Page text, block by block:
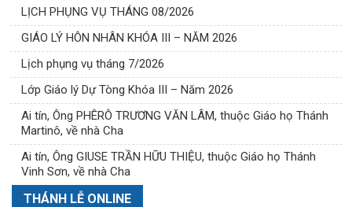
LỊCH PHỤNG VỤ THÁNG 08/2026
GIÁO LÝ HÔN NHÂN KHÓA III – NĂM 2026
Lịch phụng vụ tháng 7/2026
Lớp Giáo lý Dự Tòng Khóa III – Năm 2026
Ai tín, Ông PHÊRÔ TRƯƠNG VĂN LÂM, thuộc Giáo họ Thánh
Martinô, về nhà Cha
Ai tín, Ông GIUSE TRẦN HỮU THIỆU, thuộc Giáo họ Thánh
Vinh Sơn, về nhà Cha
THÁNH LỄ ONLINE